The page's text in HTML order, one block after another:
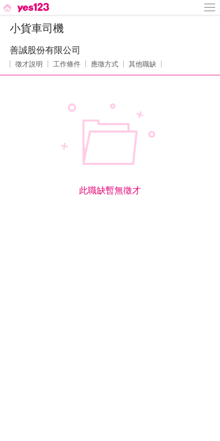
小貨車司機
善誠股份有限公司
徵才說明 工作條件 應徵方式 其他職缺
此職缺暫無徵才